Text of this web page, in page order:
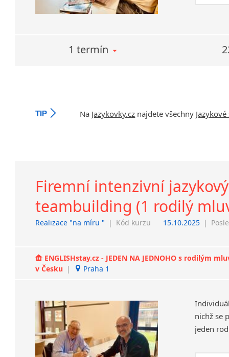
1 termín
TIP Na Jazykovky.cz najdete všechny
Firemní intenzivní
teambuilding (1 rodilý
Realizace "na míru " | Kód kurzu 15.10.2025 |
ENGLISHstay.cz - JEDEN NA JEDNOHO s rodilým
v Česku | Praha 1
nichž se